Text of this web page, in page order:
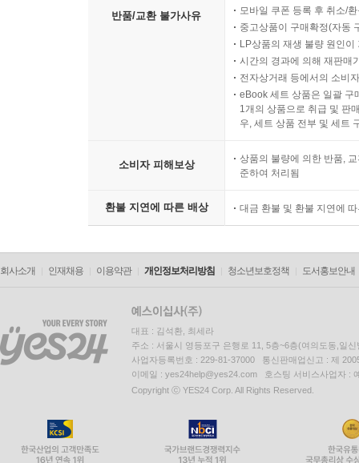
반품/교환 불가사유
모바일 쿠폰 등록 후 취소/
중고상품이 구매확정(자동
LP상품의 재생 불량 원인
시간의 경과에 의해 재판매
전자상거래 등에서의 소비
eBook 세트 상품은 일괄 구
1개의 상품으로 취급 및 판
우, 세트 상품 전부 및 세트
소비자 피해보상
상품의 불량에 의한 반품,
준하여 처리됨
환불 지연에 따른 배상 대금 환불 및 환불 지연에
회사소개 인재채용 이용약관 개인정보처리방침 청소년보호정책 도서홍보안내
대표 : 김석환, 최세라
주소 : 서울시 영등포구 은행로 11, 5층~6층(여의도동,일신
사업자등록번호 : 229-81-37000 통신판매업신고 : 제
이메일 : yes24help@yes24.com 호스팅 서비스사업자 :
Copyright ⓒ YES24 Corp. All Rights Reserved.